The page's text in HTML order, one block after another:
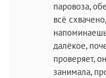
паровоза,
всё
далёкое,
проверяет,
занимала,